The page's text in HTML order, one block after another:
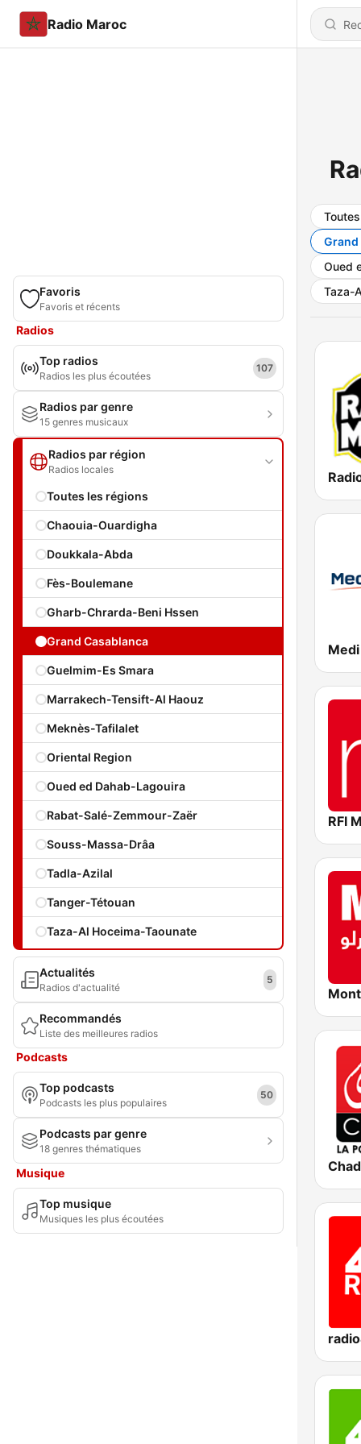
Radio Maroc
Favoris
Favoris et récents
Radios
Top radios
Radios les plus écoutées
107
Radios par genre
15 genres musicaux
Radios par région
Radios locales
Toutes les régions
Chaouia-Ouardigha
Doukkala-Abda
Fès-Boulemane
Gharb-Chrarda-Beni Hssen
Grand Casablanca
Guelmim-Es Smara
Marrakech-Tensift-Al Haouz
Meknès-Tafilalet
Oriental Region
Oued ed Dahab-Lagouira
Rabat-Salé-Zemmour-Zaër
Souss-Massa-Drâa
Tadla-Azilal
Tanger-Tétouan
Taza-Al Hoceima-Taounate
Actualités
Radios d'actualité
5
Recommandés
Liste des meilleures radios
Podcasts
Top podcasts
Podcasts les plus populaires
50
Podcasts par genre
18 genres thématiques
Musique
Top musique
Musiques les plus écoutées
Grand
Oued
Taza-
RFI